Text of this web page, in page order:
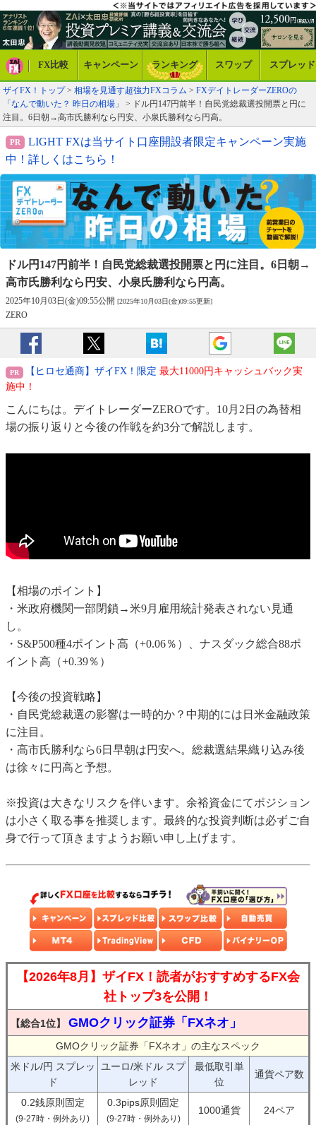
FX比較 キャンペーン ランキング スワップ スプレッド
ザイFX！トップ> 相場を見通す超強力FXコラム > FXデイトレーダーZEROの
「なんで動いた？ 昨日の相場」
> ドル円147円前半！自民党総裁選投開票と円に
注目。6日朝→高市氏勝利なら円安、小泉氏勝利なら円高。
LIGHT FXは当サイト口座開設者限定キャンペーン実施
中！詳しくはこちら！
ドル円147円前半！自民党総裁選投開票と円に注目。 6日朝→
高市氏勝利なら円安、小泉氏勝利なら円高。
2025年10月03日(金)09:55公開 [2025年10月03日(金)09:55更新]
ZERO
【ヒロセ通商】ザイFX！限定 最大11000円キャッシュバック実
施中！
こんにちは。デイトレーダーZEROです。10月2日の為替相
場の振り返りと今後の作戦を約3分で解説します。
【相場のポイント】
・米政府機関一部閉鎖→米9月雇用統計発表されない見通
し。
・S&P500種4ポイント高（+0.06％）、ナスダック総合88ポ
イント高（+0.39％）
【今後の投資戦略】
・自民党総裁選の影響は一時的か？中期的には日米金融政策
に注目。
・高市氏勝利なら6日早朝は円安へ。総裁選結果織り込み後
は徐々に円高と予想。
※投資は大きなリスクを伴います。余裕資金にてポジション
は小さく取る事を推奨します。最終的な投資判断は必ずご自
身で行って頂きますようお願い申し上げます。
【2026年8月】ザイFX！読者がおすすめするFX会
社トップ3を公開！
【総合1位】 GMOクリック証券「FXネオ」
GMOクリック証券「FXネオ」の主なスペック
米ドル/円 スプレッ
ド
ユーロ/米ドル スプ
レッド
最低取引単
位
通貨ペア数
0.2銭原則固定
(9-27時・例外あり)
0.3pips原則固定
(9-27時・例外あり)
1000通貨 24ペア